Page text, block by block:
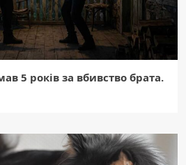
5 років за вбивство брата.